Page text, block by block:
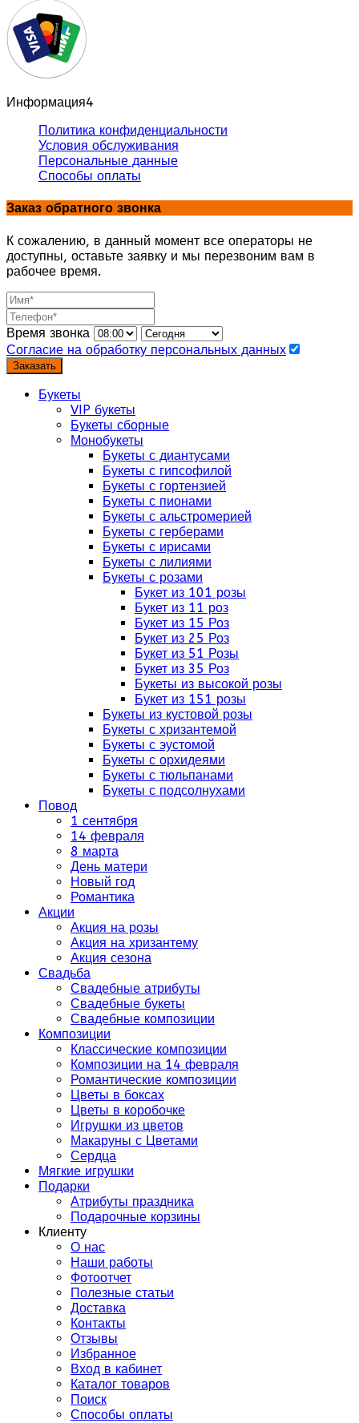
Информация4
Политика конфиденциальности
Условия обслуживания
Персональные данные
Способы оплаты
Заказ обратного звонка
К сожалению, в данный момент все операторы не
доступны, оставьте заявку и мы перезвоним вам в
рабочее время.
Время звонка
Согласие на обработку персональных данных
Заказать
Букеты
VIP букеты
Букеты сборные
Монобукеты
Букеты с диантусами
Букеты с гипсофилой
Букеты с гортензией
Букеты с пионами
Букеты с альстромерией
Букеты с герберами
Букеты с ирисами
Букеты с лилиями
Букеты с розами
Букет из 101 розы
Букет из 11 роз
Букет из 15 Роз
Букет из 25 Роз
Букет из 51 Розы
Букет из 35 Роз
Букеты из высокой розы
Букет из 151 розы
Букеты из кустовой розы
Букеты с хризантемой
Букеты с эустомой
Букеты с орхидеями
Букеты с тюльпанами
Букеты с подсолнухами
Повод
1 сентября
14 февраля
8 марта
День матери
Новый год
Романтика
Акции
Акция на розы
Акция на хризантему
Акция сезона
Свадьба
Свадебные атрибуты
Свадебные букеты
Свадебные композиции
Композиции
Классические композиции
Композиции на 14 февраля
Романтические композиции
Цветы в боксах
Цветы в коробочке
Игрушки из цветов
Макаруны с Цветами
Сердца
Мягкие игрушки
Подарки
Атрибуты праздника
Подарочные корзины
Клиенту
О нас
Наши работы
Фотоотчет
Полезные статьи
Доставка
Контакты
Отзывы
Избранное
Вход в кабинет
Каталог товаров
Поиск
Способы оплаты